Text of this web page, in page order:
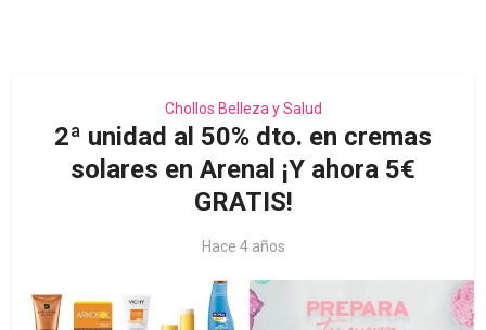
Chollos Belleza y Salud
2ª unidad al 50% dto. en cremas
solares en Arenal ¡Y ahora 5€
GRATIS!
Hace 4 años